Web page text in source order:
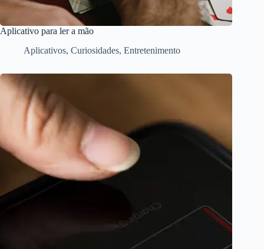
Aplicativo para ler a mão
Aplicativos, Curiosidades, Entretenimento